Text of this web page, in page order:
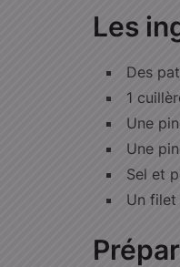
Les
Des
1
Une
Une
Sel et
Un filet